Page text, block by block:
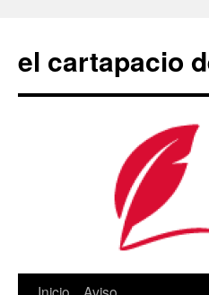
contenido
el cartapacio